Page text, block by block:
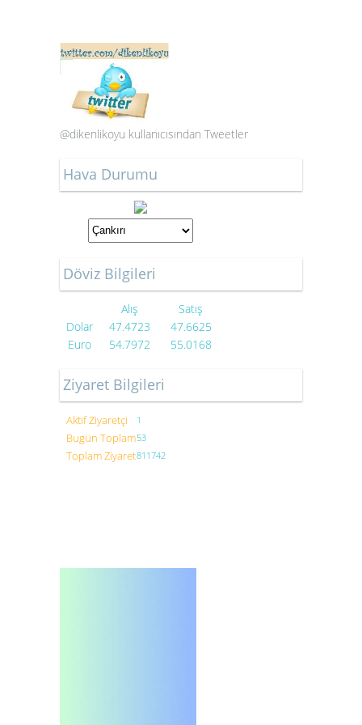
@dikenlikoyu kullanıcısından Tweetler
Hava Durumu
Döviz Bilgileri
Alış
Satış
Dolar
47.4723
47.6625
Euro
54.7972 55.0168
Ziyaret Bilgileri
Aktif Ziyaretçi 1
Bugün Toplam53
Toplam Ziyaret811742